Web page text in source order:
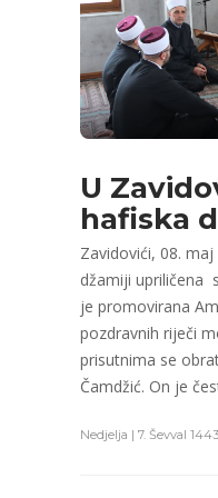
U
hafiska
Zavidovići, 08.
džamiji upriličena
je promovirana
pozdravnih riječi
prisutnima se
Čamdžić. On je
Nedjelja | 7. Ševval